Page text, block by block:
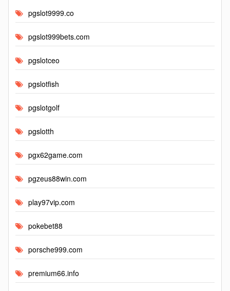
pgslot9999.co
pgslot999bets.com
pgslotceo
pgslotfish
pgslotgolf
pgslotth
pgx62game.com
pgzeus88win.com
play97vip.com
pokebet88
porsche999.com
premium66.info